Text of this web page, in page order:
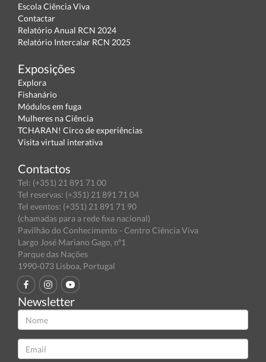
Escola Ciência Viva
Contactar
Relatório Anual RCN 2024
Relatório Intercalar RCN 2025
Exposições
Explora
Fishanário
Módulos em fuga
Mulheres na Ciência
TCHARAN! Circo de experiências
Visita virtual interativa
Contactos
Tel: (+351) 21 891 71 00
Tel reservas: (+351) 21 891 71 04
Tel eventos: (+351) 21 891 71 90
(chamadas para a rede fixa nacional)
Pavilhão do Conhecimento - Centro Ciência Viva
Largo José Mariano Gago, nº1
Parque das Nações
1990-073 Lisboa, Portugal
Newsletter